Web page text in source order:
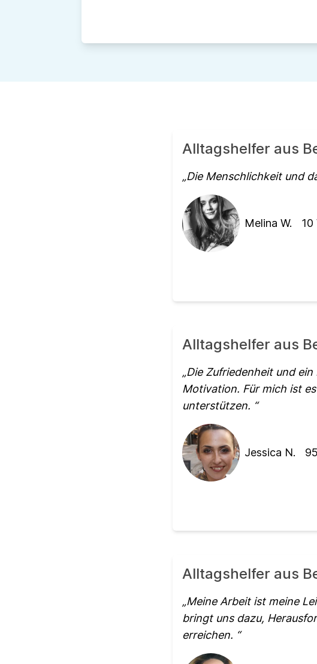
Alltagshelfer aus
Die Menschlichkeit und
Melina W. 10
Alltagshelfer aus
Die Zufriedenheit und
Motivation. Für mich ist
unterstützen.
Jessica N. 95
Alltagshelfer aus
Meine Arbeit ist meine
bringt uns dazu,
erreichen.